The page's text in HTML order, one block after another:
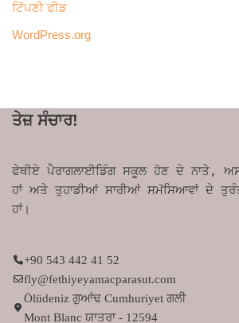
ਟਿੱਪਣੀ ਫੀਡ
WordPress.org
ਤੇਜ਼ ਸੰਚਾਰ!
ਫੇਥੀਏ ਪੈਰਾਗਲਾਈਡਿੰਗ ਸਕੂਲ ਹੋਣ ਦੇ ਨਾਤੇ,
ਹਾਂ ਅਤੇ ਤੁਹਾਡੀਆਂ ਸਾਰੀਆਂ ਸਮੱਸਿਆਵਾਂ ਦੇ
ਹਾਂ।
+90 543 442 41 52
fly@fethiyeyamacparasut.com
Ölüdeniz ਗੁਆਂਢ Cumhuriyet ਗਲੀ
Mont Blanc ਯਾਤਰਾ - 12594